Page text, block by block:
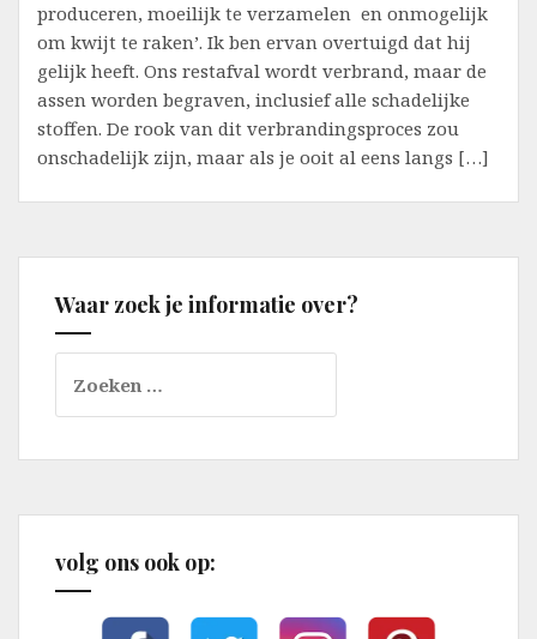
produceren, moeilijk te verzamelen en onmogelijk
om kwijt te raken’. Ik ben ervan overtuigd dat hij
gelijk heeft. Ons restafval wordt verbrand, maar de
assen worden begraven, inclusief alle schadelijke
stoffen. De rook van dit verbrandingsproces zou
onschadelijk zijn, maar als je ooit al eens langs […]
Waar zoek je informatie over?
naar:
volg ons ook op: